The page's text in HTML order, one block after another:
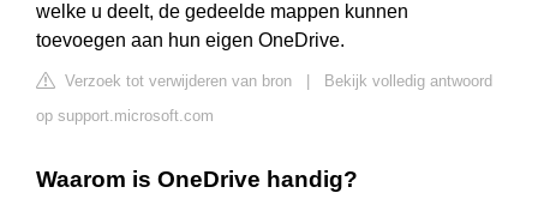
welke u deelt, de gedeelde mappen kunnen
toevoegen aan hun eigen OneDrive.
Verzoek tot verwijderen van bron
Bekijk volledig antwoord
op support.microsoft.com
Waarom is OneDrive handig?